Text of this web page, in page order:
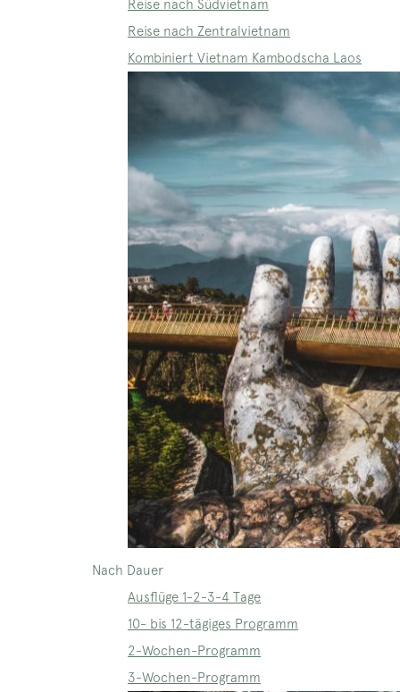
Reise nach Südvietnam
Reise nach Zentralvietnam
Kombiniert Vietnam Kambodscha Laos
Nach Dauer
Ausflüge 1-2-3-4 Tage
10- bis 12-tägiges Programm
2-Wochen-Programm
3-Wochen-Programm